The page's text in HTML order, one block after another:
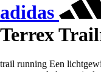
adidas
Terrex
trail running Een